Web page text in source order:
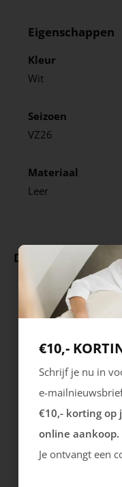
Eigenschappen
Kleur
Wit
Seizoen
VZ26
Materiaal
Leer
Deze producten
Ecco
City Stride
€10,-
Schrijf je nu in
e-
€10,- korting op
online aankoop.
Je ontvangt een